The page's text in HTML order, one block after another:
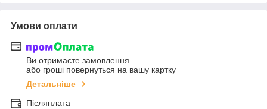
Умови оплати
Ви отримаєте замовлення
або гроші повернуться на вашу картку
Детальніше
Післяплата